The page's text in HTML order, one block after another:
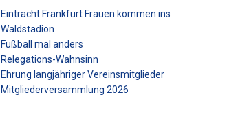
Eintracht Frankfurt Frauen kommen ins
Waldstadion
Fußball mal anders
Relegations-Wahnsinn
Ehrung langjähriger Vereinsmitglieder
Mitgliederversammlung 2026